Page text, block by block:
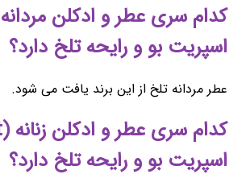
اسپریت بو و رایحه تلخ دارد؟
عطر مردانه تلخ از این برند یافت می شود.
اسپریت بو و رایحه تلخ دارد؟